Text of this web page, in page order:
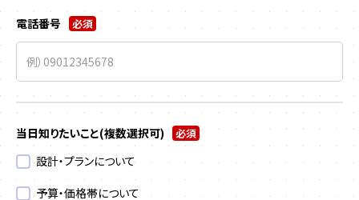
電話番号 必須
当日知りたいこと(複数選択可) 必須
設計・プランについて
予算・価格帯について